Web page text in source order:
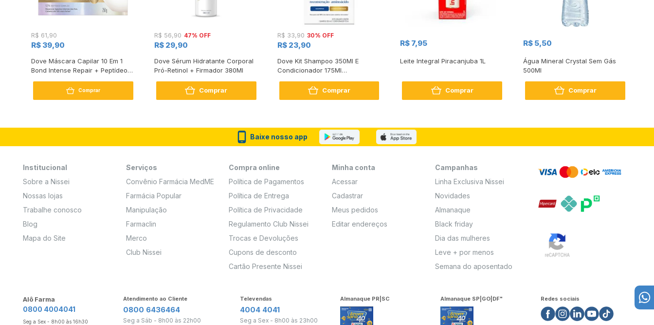
R$ 61,90
R$ 39,90
Dove Máscara Capilar 10 Em 1
Bond Intense Repair + Peptídeo
Comprar
R$ 56,90 47% OFF
R$ 29,90
Dove Sérum Hidratante Corporal
Pró-Retinol + Firmador 380Ml
Comprar
R$ 33,90 30% OFF
R$ 23,90
Dove Kit Shampoo 350Ml E
Condicionador 175Ml
Comprar
R$ 7,95
Leite Integral Piracanjuba 1L
Comprar
R$ 5,50
Água Mineral Crystal Sem Gás
500Ml
Comprar
Baixe nosso app
Institucional
Sobre a Nissei
Nossas lojas
Trabalhe conosco
Blog
Mapa do Site
Serviços
Convênio Farmácia MedME
Farmácia Popular
Manipulação
Farmaclin
Merco
Club Nissei
Compra online
Política de Pagamentos
Política de Entrega
Política de Privacidade
Regulamento Club Nissei
Trocas e Devoluções
Cupons de desconto
Cartão Presente Nissei
Minha conta
Acessar
Cadastrar
Meus pedidos
Editar endereços
Campanhas
Linha Exclusiva Nissei
Novidades
Almanaque
Black friday
Dia das mulheres
Leve + por menos
Semana do aposentado
Alô Farma
0800 4004041
Seg a Sex - 8h00 às 16h30
Atendimento ao Cliente
0800 6436464
Seg a Sáb - 8h00 às 22h00
Televendas
4004 4041
Seg a Sex - 8h00 às 23h00
Almanaque PR|SC Almanaque SP|GO|DF" Redes sociais